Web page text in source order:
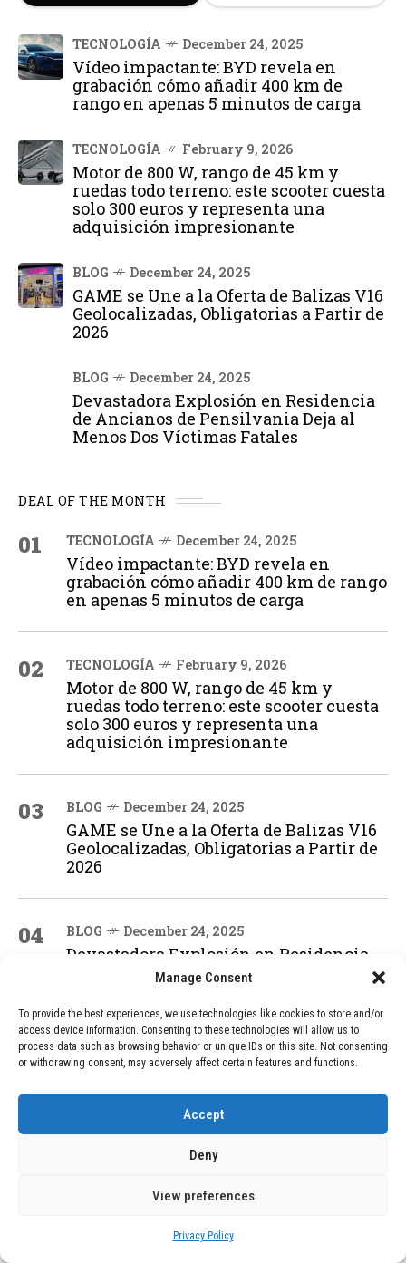
Manage Consent
To provide the best experiences, we use technologies like cookies to store and/or
access device information. Consenting to these technologies will allow us to
process data such as browsing behavior or unique IDs on this site. Not consenting
or withdrawing consent, may adversely affect certain features and functions.
Accept
Deny
View preferences
Privacy Policy
TECNOLOGÍA December 24, 2025
Vídeo impactante: BYD revela en
grabación cómo añadir 400 km de
rango en apenas 5 minutos de carga
TECNOLOGÍA February 9, 2026
Motor de 800 W, rango de 45 km y
ruedas todo terreno: este scooter cuesta
solo 300 euros y representa una
adquisición impresionante
BLOG December 24, 2025
GAME se Une a la Oferta de Balizas V16
Geolocalizadas, Obligatorias a Partir de
2026
BLOG December 24, 2025
Devastadora Explosión en Residencia
de Ancianos de Pensilvania Deja al
Menos Dos Víctimas Fatales
DEAL OF THE MONTH
01 TECNOLOGÍA December 24, 2025
Vídeo impactante: BYD revela en
grabación cómo añadir 400 km de rango
en apenas 5 minutos de carga
02 TECNOLOGÍA February 9, 2026
Motor de 800 W, rango de 45 km y
ruedas todo terreno: este scooter cuesta
solo 300 euros y representa una
adquisición impresionante
03 BLOG December 24, 2025
GAME se Une a la Oferta de Balizas V16
Geolocalizadas, Obligatorias a Partir de
2026
04 BLOG December 24, 2025
Devastadora Explosión en Residencia
de Ancianos de Pensilvania Deja al
Menos Dos Víctimas Fatales
ADVERTISEMENT